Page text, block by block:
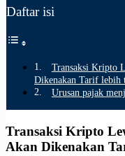
Daftar isi
Transaksi Kripto
Dikenakan Tarif lebih
Urusan pajak
Transaksi Kripto
Akan Dikenakan